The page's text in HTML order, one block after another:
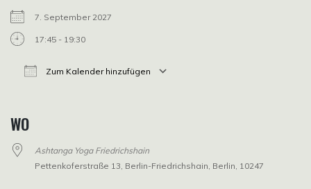
7. September 2027
17:45 - 19:30
Zum Kalender hinzufügen
WO
Ashtanga Yoga Friedrichshain
Pettenkoferstraße 13, Berlin-Friedrichshain, Berlin, 10247